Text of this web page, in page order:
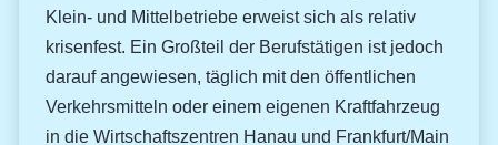
Klein- und Mittelbetriebe erweist sich als relativ
krisenfest. Ein Großteil der Berufstätigen ist jedoch
darauf angewiesen, täglich mit den öffentlichen
Verkehrsmitteln oder einem eigenen Kraftfahrzeug
in die Wirtschaftszentren Hanau und Frankfurt/Main